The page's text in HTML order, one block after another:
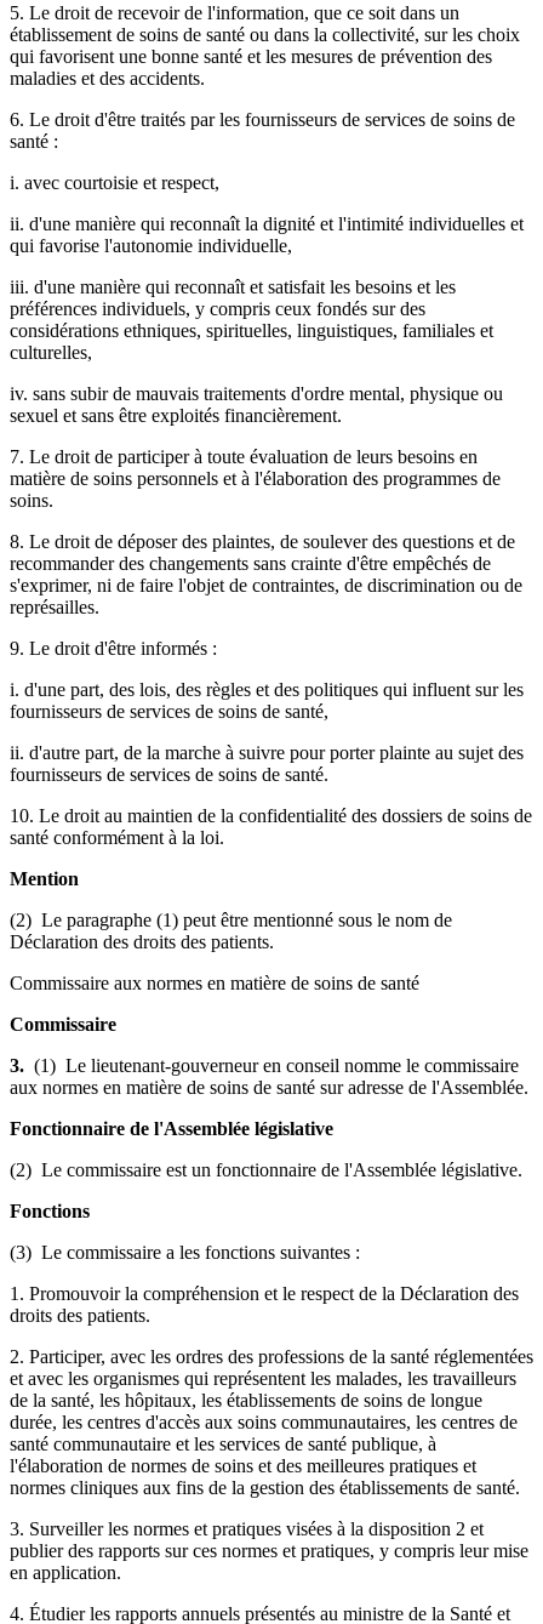
5. Le droit de recevoir de l'information, que ce soit dans un
établissement de soins de santé ou dans la collectivité, sur les choix
qui favorisent une bonne santé et les mesures de prévention des
maladies et des accidents.
6. Le droit d'être traités par les fournisseurs de services de soins de
santé :
i. avec courtoisie et respect,
ii. d'une manière qui reconnaît la dignité et l'intimité individuelles et
qui favorise l'autonomie individuelle,
iii. d'une manière qui reconnaît et satisfait les besoins et les
préférences individuels, y compris ceux fondés sur des
considérations ethniques, spirituelles, linguistiques, familiales et
culturelles,
iv. sans subir de mauvais traitements d'ordre mental, physique ou
sexuel et sans être exploités financièrement.
7. Le droit de participer à toute évaluation de leurs besoins en
matière de soins personnels et à l'élaboration des programmes de
soins.
8. Le droit de déposer des plaintes, de soulever des questions et de
recommander des changements sans crainte d'être empêchés de
s'exprimer, ni de faire l'objet de contraintes, de discrimination ou de
représailles.
9. Le droit d'être informés :
i. d'une part, des lois, des règles et des politiques qui influent sur les
fournisseurs de services de soins de santé,
ii. d'autre part, de la marche à suivre pour porter plainte au sujet des
fournisseurs de services de soins de santé.
10. Le droit au maintien de la confidentialité des dossiers de soins de
santé conformément à la loi.
Mention
(2) Le paragraphe (1) peut être mentionné sous le nom de
Déclaration des droits des patients.
Commissaire aux normes en matière de soins de santé
Commissaire
3. (1) Le lieutenant-gouverneur en conseil nomme le commissaire
aux normes en matière de soins de santé sur adresse de l'Assemblée.
Fonctionnaire de l'Assemblée législative
(2) Le commissaire est un fonctionnaire de l'Assemblée législative.
Fonctions
(3) Le commissaire a les fonctions suivantes :
1. Promouvoir la compréhension et le respect de la Déclaration des
droits des patients.
2. Participer, avec les ordres des professions de la santé réglementées
et avec les organismes qui représentent les malades, les travailleurs
de la santé, les hôpitaux, les établissements de soins de longue
durée, les centres d'accès aux soins communautaires, les centres de
santé communautaire et les services de santé publique, à
l'élaboration de normes de soins et des meilleures pratiques et
normes cliniques aux fins de la gestion des établissements de santé.
3. Surveiller les normes et pratiques visées à la disposition 2 et
publier des rapports sur ces normes et pratiques, y compris leur mise
en application.
4. Étudier les rapports annuels présentés au ministre de la Santé et